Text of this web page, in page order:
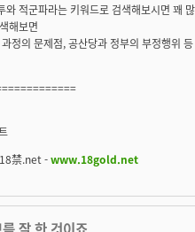
와 적군파라는 키워드로 검색해보시면 꽤
해보면
정의 문제점, 공산당과 정부의 부정행위
18禁.net -www.18gold.net